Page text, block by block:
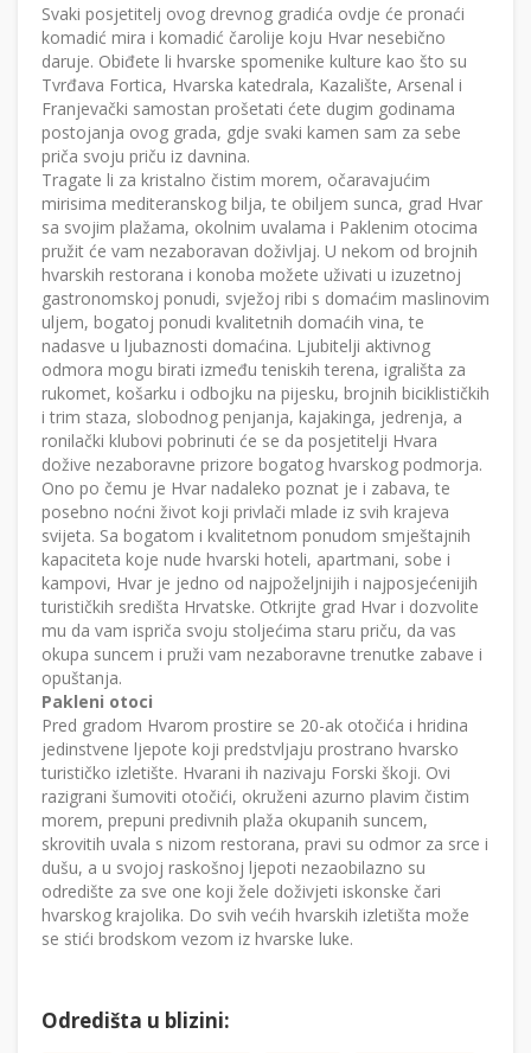
Svaki posjetitelj ovog drevnog gradića ovdje će pronaći
komadić mira i komadić čarolije koju Hvar nesebično
daruje. Obiđete li hvarske spomenike kulture kao što su
Tvrđava Fortica, Hvarska katedrala, Kazalište, Arsenal i
Franjevački samostan prošetati ćete dugim godinama
postojanja ovog grada, gdje svaki kamen sam za sebe
priča svoju priču iz davnina.
Tragate li za kristalno čistim morem, očaravajućim
mirisima mediteranskog bilja, te obiljem sunca, grad Hvar
sa svojim plažama, okolnim uvalama i Paklenim otocima
pružit će vam nezaboravan doživljaj. U nekom od brojnih
hvarskih restorana i konoba možete uživati u izuzetnoj
gastronomskoj ponudi, svježoj ribi s domaćim maslinovim
uljem, bogatoj ponudi kvalitetnih domaćih vina, te
nadasve u ljubaznosti domaćina. Ljubitelji aktivnog
odmora mogu birati između teniskih terena, igrališta za
rukomet, košarku i odbojku na pijesku, brojnih biciklističkih
i trim staza, slobodnog penjanja, kajakinga, jedrenja, a
ronilački klubovi pobrinuti će se da posjetitelji Hvara
dožive nezaboravne prizore bogatog hvarskog podmorja.
Ono po čemu je Hvar nadaleko poznat je i zabava, te
posebno noćni život koji privlači mlade iz svih krajeva
svijeta. Sa bogatom i kvalitetnom ponudom smještajnih
kapaciteta koje nude hvarski hoteli, apartmani, sobe i
kampovi, Hvar je jedno od najpoželjnijih i najposjećenijih
turističkih središta Hrvatske. Otkrijte grad Hvar i dozvolite
mu da vam ispriča svoju stoljećima staru priču, da vas
okupa suncem i pruži vam nezaboravne trenutke zabave i
opuštanja.
Pakleni otoci
Pred gradom Hvarom prostire se 20-ak otočića i hridina
jedinstvene ljepote koji predstvljaju prostrano hvarsko
turističko izletište. Hvarani ih nazivaju Forski škoji. Ovi
razigrani šumoviti otočići, okruženi azurno plavim čistim
morem, prepuni predivnih plaža okupanih suncem,
skrovitih uvala s nizom restorana, pravi su odmor za srce i
dušu, a u svojoj raskošnoj ljepoti nezaobilazno su
odredište za sve one koji žele doživjeti iskonske čari
hvarskog krajolika. Do svih većih hvarskih izletišta može
se stići brodskom vezom iz hvarske luke.
Odredišta u blizini: